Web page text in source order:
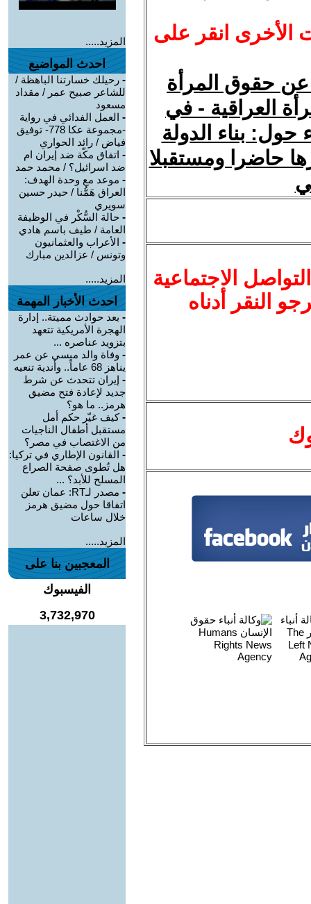
الأخرى انقر على
عن حقوق المرأة
العراقية - في
حول: بناء الدولة
حاضرا ومستقبلا
الاجتماعية
النقر أدناه
المزيد.....
احدث المواضيع
- رحيلك خسارتنا الباهظة /
للشاعر صبيح عمر / مقداد
مسعود
- العمل الفدائي في رواية
-مجموعة عكا 778- توفيق
فياض / رائد الحواري
- اتفاق مكّة ضد إيران ام
ضد اسرائيل؟ / محمد حمد
- موعد مع وحدة الهدف:
العراق هَمُّنا / حيدر حسين
سويري
- حالة السُّكْر في الوظيفة
العامة / طيف باسم هادي
- الأعراب والعثمانيون
وتونس / عزالدين مبارك
المزيد.....
احدث الأخبار المهمة
- بعد حوادث مميتة.. إدارة
الهجرة الأمريكية تتعهد
بتزويد عناصره ...
- وفاة والد ميسي عن عمر
يناهز 68 عاماً.. وأندية تنعيه
- إيران تتحدث عن شرط
جديد لإعادة فتح مضيق
هرمز.. ما هو؟
-كيف غيّر حكم أمل
مستقبل أطفال الناجيات
من الاغتصاب في مصر؟
- القانون الإطاري في تركيا:
هل تُطوى صفحة الصراع
المسلح للأبد؟ ...
-
مصدر لـRT: عمان تعلن
اتفاقا حول مضيق هرمز
خلال ساعات
المزيد.....
المعجبين بنا على
الفيسبوك
3,732,970